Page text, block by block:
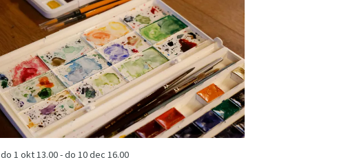
do 1 okt13.00-do 10 dec 16.00